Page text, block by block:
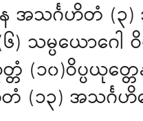
အသင်္ဂဟိတံ (၃
ယောဂေါ ဝိပ္
(၁၀)ဝိပ္ပယုတ္
(၁၃) အသင်္ဂဟိ